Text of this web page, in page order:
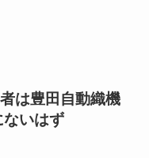
は豊田自動織機
ないはず